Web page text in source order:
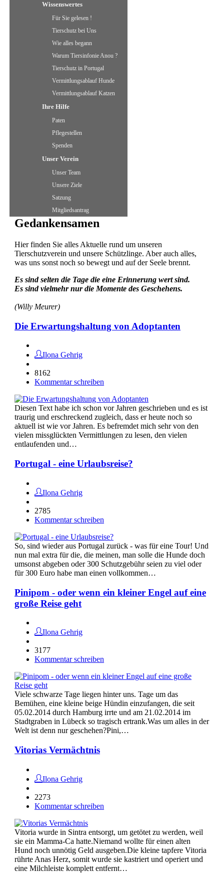
Wissenswertes
Für Sie gelesen !
Tierschutz bei Uns
Wie alles begann
Warum Tiersinfonie Anou ?
Tierschutz in Portugal
Vermittlungsablauf Hunde
Vermittlungsablauf Katzen
Ihre Hilfe
Paten
Pflegestellen
Spenden
Unser Verein
Unser Team
Unsere Ziele
Satzung
Mitgliedsantrag
Gedankensamen
Hier finden Sie alles Aktuelle rund um unseren
Tierschutzverein und unsere Schützlinge. Aber auch alles,
was uns sonst noch so bewegt und auf der Seele brennt.
Es sind selten die Tage die eine Erinnerung wert sind.
Es sind vielmehr nur die Momente des Geschehens.
(Willy Meurer)
Die Erwartungshaltung von Adoptanten
Ilona Gehrig
8162
Kommentar schreiben
Diesen Text habe ich schon vor Jahren geschrieben und es ist
traurig und erschreckend zugleich, dass er heute noch so
aktuell ist wie vor Jahren. Es befremdet mich sehr von den
vielen missglückten Vermittlungen zu lesen, den vielen
entlaufenden und…
Portugal - eine Urlaubsreise?
Ilona Gehrig
2785
Kommentar schreiben
So, sind wieder aus Portugal zurück - was für eine Tour! Und
nun mal extra für die, die meinen, man solle die Hunde doch
umsonst abgeben oder 300 Schutzgebühr seien zu viel oder
für 300 Euro habe man einen vollkommen…
Pinipom - oder wenn ein kleiner Engel auf eine
große Reise geht
Ilona Gehrig
3177
Kommentar schreiben
Viele schwarze Tage liegen hinter uns. Tage um das
Bemühen, eine kleine beige Hündin einzufangen, die seit
05.02.2014 durch Hamburg irrte und am 21.02.2014 im
Stadtgraben in Lübeck so tragisch ertrank.Was um alles in der
Welt ist denn nur geschehen?Pini,…
Vitorias Vermächtnis
Ilona Gehrig
2273
Kommentar schreiben
Vitoria wurde in Sintra entsorgt, um getötet zu werden, weil
sie ein Mamma-Ca hatte.Niemand wollte für einen alten
Hund noch unnötig Geld ausgeben.Die kleine tapfere Vitoria
rührte Anas Herz, somit wurde sie kastriert und operiert und
eine Milchleiste komplett entfernt…